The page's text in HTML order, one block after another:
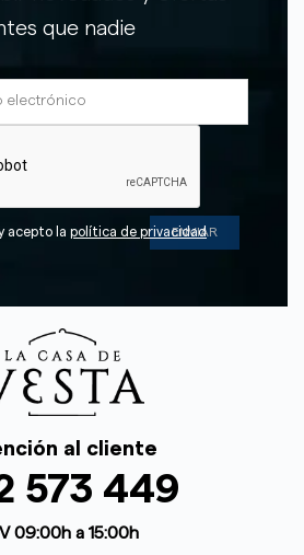
que nadie
acepto la política de privacidad
al cliente
573 449
09:00h a 15:00h